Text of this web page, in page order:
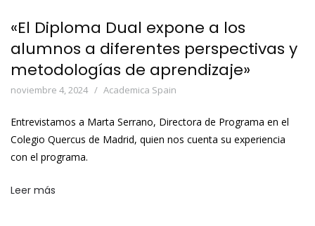
«El Diploma Dual expone a los
alumnos a diferentes perspectivas y
metodologías de aprendizaje»
noviembre 4, 2024 Academica Spain
Entrevistamos a Marta Serrano, Directora de Programa en el
Colegio Quercus de Madrid, quien nos cuenta su experiencia
con el programa.
Leer más